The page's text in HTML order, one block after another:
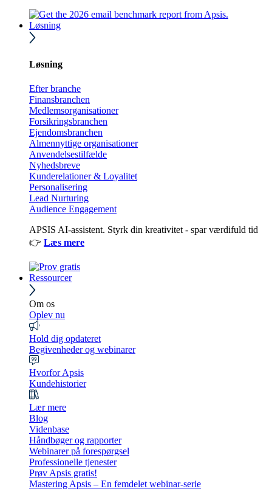
Løsning
Løsning
Efter branche
Finansbranchen
Medlemsorganisationer
Forsikringsbranchen
Ejendomsbranchen
Almennyttige organisationer
Anvendelsestilfælde
Nyhedsbreve
Kunderelationer & Loyalitet
Personalisering
Lead Nurturing
Audience Engagement
APSIS AI-assistent. Styrk din kreativitet - spar værdifuld tid
👉 Læs mere
Ressourcer
Om os
Oplev nu
Hold dig opdateret
Begivenheder og webinarer
Hvorfor Apsis
Kundehistorier
Lær mere
Blog
Videnbase
Håndbøger og rapporter
Webinarer på forespørgsel
Professionelle tjenester
Prøv Apsis gratis!
Mastering Apsis – En femdelet webinar-serie